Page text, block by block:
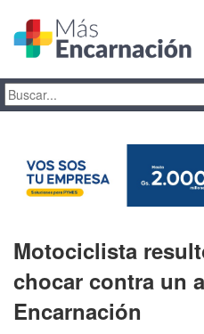
Motociclista
chocar contra un
Encarnación